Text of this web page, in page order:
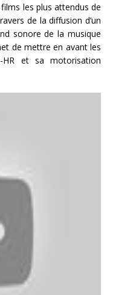
les plus attendus de
de la diffusion d’un
sonore de la musique
de mettre en avant les
et sa motorisation